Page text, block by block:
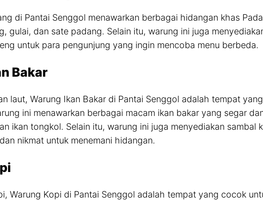
di Pantai Senggol menawarkan berbagai hidangan khas
gulai, dan sate padang. Selain itu, warung ini juga
untuk para pengunjung yang ingin mencoba menu berbeda.
Bakar
laut, Warung Ikan Bakar di Pantai Senggol adalah tempat
ini menawarkan berbagai macam ikan bakar yang segar
ikan tongkol. Selain itu, warung ini juga menyediakan sambal
nikmat untuk menemani hidangan.
Warung Kopi di Pantai Senggol adalah tempat yang cocok